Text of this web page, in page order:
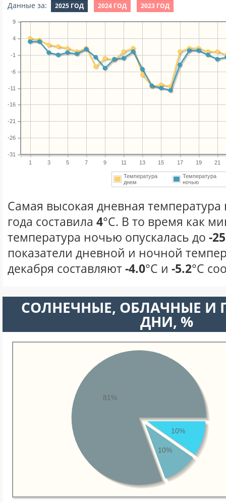
Данные за: 2025 ГОД 2024 ГОД 2023 ГОД
1 3 5 7 9 11 13 15 17 19 21
-31
-26
-21
-16
-11
-6
-1
4
9
Температура
днем
Температура
ночью
Самая высокая дневная температура
года составила 4°С. В то время как
температура ночью опускалась до -25
показатели дневной и ночной
декабря составляют-4.0°С и -5.2°С
CОЛНЕЧНЫЕ, ОБЛАЧНЫЕ И
ДНИ, %
10%
10%
81%